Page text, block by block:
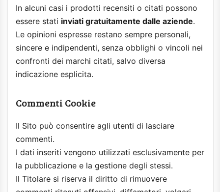
In alcuni casi i prodotti recensiti o citati possono
essere stati inviati gratuitamente dalle aziende.
Le opinioni espresse restano sempre personali,
sincere e indipendenti, senza obblighi o vincoli nei
confronti dei marchi citati, salvo diversa
indicazione esplicita.
Commenti Cookie
Il Sito può consentire agli utenti di lasciare
commenti.
I dati inseriti vengono utilizzati esclusivamente per
la pubblicazione e la gestione degli stessi.
Il Titolare si riserva il diritto di rimuovere